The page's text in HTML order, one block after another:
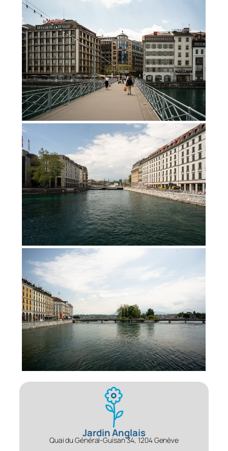
Jardin Anglais
Quai du Général-Guisan 34, 1204 Genève